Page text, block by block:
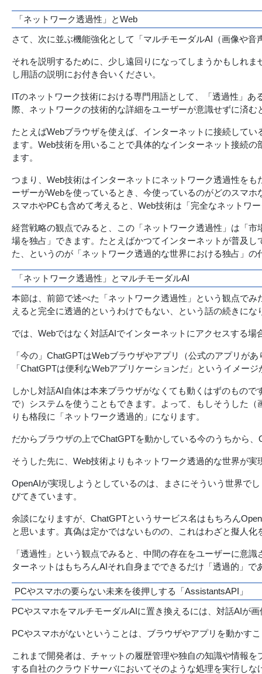
「ネットワーク透過性」とWeb
さて、次に並ぶ機能強化として「マルチモーダルAI（画像や
それを説明するために、少し遠回りになってしまうかもしれ
し用語の説明にお付き合いください。
ITのネットワーク技術における専門用語として、「透過性」
際、ネットワークの技術的な詳細をユーザーが意識せずに済
たとえばWebブラウザを使えば、インターネットに接続して
ます。Web技術を用いることで具体的なインターネット接続
ます。
つまり、Web技術はインターネットにネットワーク透過性を
ーザーがWebを使っているとき、今使っているのがどのスマ
スマホやPCも含めて考えると、Web技術は「完全なネットワ
経営戦略の観点でみると、この「ネットワーク透過性」は「
場を独占」できます。たとえばかつてインターネットが普及
た、というのが「ネットワーク透過的な世界における独占」の
「ネットワーク透過性」とマルチモーダルAI
本節は、前節で述べた「ネットワーク透過性」という観点で
えると完全に透過的というわけでもない、という話の続きにな
では、Webではなく対話AIでインターネットにアクセスする
「今の」ChatGPTはWebブラウザやアプリ（公式のアプリが
「ChatGPTは便利なWebアプリケーションだ」というイメー
しかし対話AI自体は本来ブラウザがなくても動くはずのもの
で）システムを使うこともできます。よって、もしそうした
りも格段に「ネットワーク透過的」になります。
だからブラウザの上でChatGPTを動かしている今のうちから
そうした先に、Web技術よりもネットワーク透過的な世界が
OpenAIが実現しようとしているのは、まさにそういう世界で
びてきています。
余談になりますが、ChatGPTというサービス名はもちろん
と思います。真偽は定かではないものの、これはわざと擬人
「透過性」という観点でみると、中間の存在をユーザーに意
ターネットはもちろんAIそれ自身までできるだけ「透過的」
PCやスマホの要らない未来を後押しする「AssistantsAPI」
PCやスマホをマルチモーダルAIに置き換えるには、対話AIが
PCやスマホがないということは、ブラウザやアプリを動かす
これまで開発者は、チャットの履歴管理や独自の知識や情報
する自社のクラウドサーバにおいてそのような処理を実行しな